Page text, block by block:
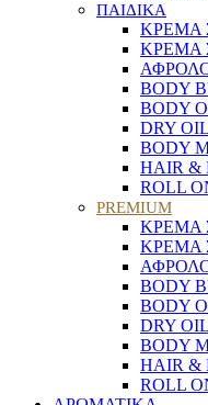
ΠΑΙΔΙΚΑ
ΚΡΕΜΑ
ΚΡΕΜΑ
BODY
BODY
DRY
BODY
HAIR &
ROLL
PREMIUM
ΚΡΕΜΑ
ΚΡΕΜΑ
BODY
BODY
DRY
BODY
HAIR &
ROLL